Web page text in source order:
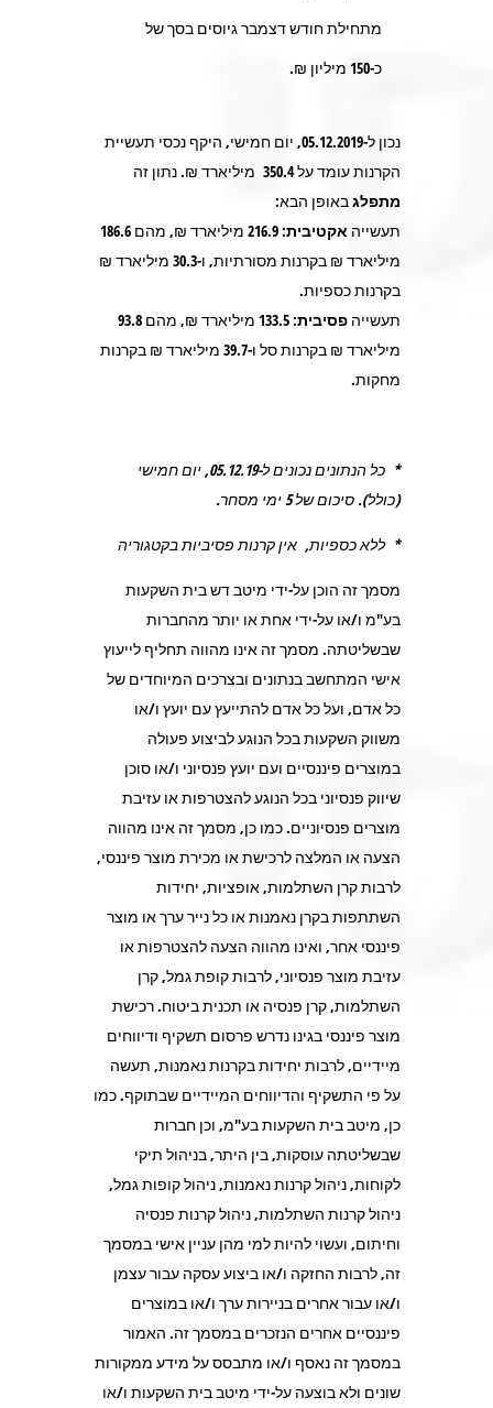
מתחילת חודש דצמבר גיוסים בסך של
כ-150 מיליון ₪.
נכון ל-05.12.2019, יום חמישי, היקף נכסי תעשיית
הקרנות עומד על350.4 מיליארד ₪. נתון זה
מתפלגבאופן הבא:
תעשייה אקטיבית:216.9 מיליארד ₪, מהם 186.6
מיליארד ₪ בקרנות מסורתיות, ו-30.3 מיליארד ₪
בקרנות כספיות.
תעשייה פסיבית:133.5 מיליארד ₪, מהם
מיליארד ₪ בקרנות סל ו-39.7 מיליארד ₪ בקרנות
מחקות.
* כל הנתונים נכונים ל-05.12.19, יום חמישי
(כולל). סיכום של 5 ימי מסחר.
* ללא כספיות, אין קרנות פסיביות בקטגוריה
מסמך זה הוכן על-ידי מיטב דש בית השקעות
בע"מ ו/או על-ידי אחת או יותר מהחברות
שבשליטתה. מסמך זה אינו מהווה תחליף לייעוץ
אישי המתחשב בנתונים ובצרכים המיוחדים של
כל אדם, ועל כל אדם להתייעץ עם יועץ ו/או
משווק השקעות בכל הנוגע לביצוע פעולה
במוצרים פיננסיים ועם יועץ פנסיוני ו/או סוכן
שיווק פנסיוני בכל הנוגע להצטרפות או עזיבת
מוצרים פנסיוניים. כמו כן, מסמך זה אינו מהווה
הצעה או המלצה לרכישת או מכירת מוצר פיננסי,
לרבות קרן השתלמות, אופציות, יחידות
השתתפות בקרן נאמנות או כל נייר ערך או מוצר
פיננסי אחר, ואינו מהווה הצעה להצטרפות או
עזיבת מוצר פנסיוני, לרבות קופת גמל, קרן
השתלמות, קרן פנסיה או תכנית ביטוח. רכישת
מוצר פיננסי בגינו נדרש פרסום תשקיף ודיווחים
מיידיים, לרבות יחידות בקרנות נאמנות, תעשה
על פי התשקיף והדיווחים המיידיים שבתוקף. כמו
כן, מיטב בית השקעות בע"מ, וכן חברות
שבשליטתה עוסקות, בין היתר, בניהול תיקי
לקוחות, ניהול קרנות נאמנות, ניהול קופות גמל,
ניהול קרנות השתלמות, ניהול קרנות פנסיה
וחיתום, ועשוי להיות למי מהן עניין אישי במסמך
זה, לרבות החזקה ו/או ביצוע עסקה עבור עצמן
ו/או עבור אחרים בניירות ערך ו/או במוצרים
פיננסיים אחרים הנזכרים במסמך זה. האמור
במסמך זה נאסף ו/או מתבסס על מידע ממקורות
שונים ולא בוצעה על-ידי מיטב בית השקעות ו/או